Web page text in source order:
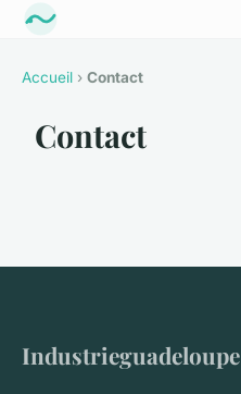
Accueil › Contact
Contact
Industrieguadeloupe